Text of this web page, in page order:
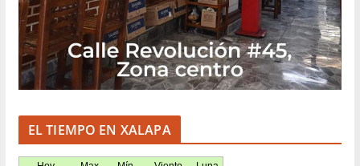
EL TIEMPO EN XALAPA